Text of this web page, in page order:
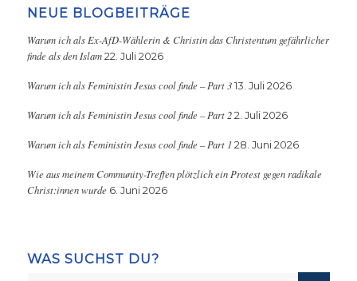
NEUE BLOGBEITRÄGE
Warum ich als Ex-AfD-Wählerin & Christin das Christentum gefährlicher
finde als den Islam 22. Juli 2026
Warum ich als Feministin Jesus cool finde – Part 3 13. Juli 2026
Warum ich als Feministin Jesus cool finde – Part 2 2. Juli 2026
Warum ich als Feministin Jesus cool finde – Part 1 28. Juni 2026
Wie aus meinem Community-Treffen plötzlich ein Protest gegen radikale
Christ:innen wurde 6. Juni 2026
WAS SUCHST DU?